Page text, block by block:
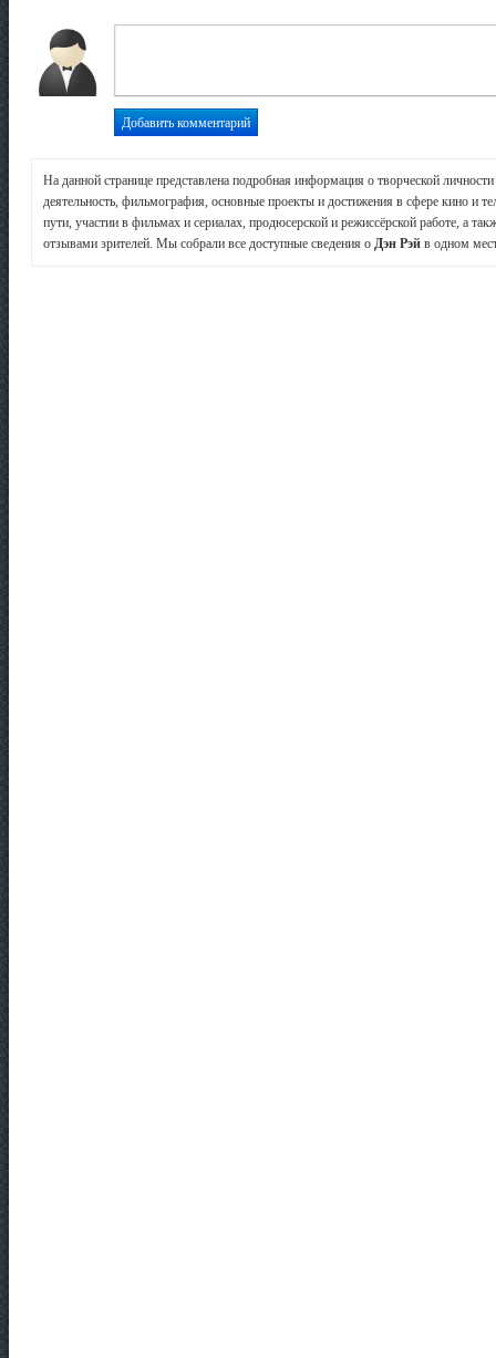
На данной странице представлена подробная информация о творческой личности
деятельность, фильмография, основные проекты и достижения в сфере кино и
пути, участии в фильмах и сериалах, продюсерской и режиссёрской работе, а
отзывами зрителей. Мы собрали все доступные сведения о Дэн Рэй в одном